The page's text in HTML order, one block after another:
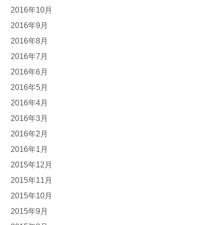
2016年10月
2016年9月
2016年8月
2016年7月
2016年6月
2016年5月
2016年4月
2016年3月
2016年2月
2016年1月
2015年12月
2015年11月
2015年10月
2015年9月